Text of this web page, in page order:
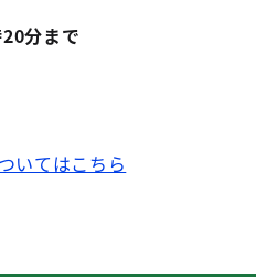
分まで
いてはこちら